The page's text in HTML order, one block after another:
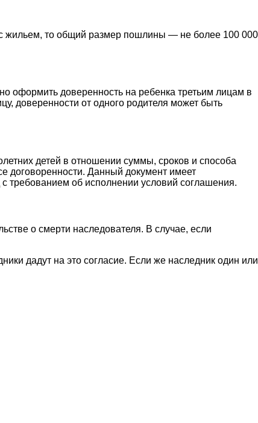
жильем, то общий размер пошлины — не более 100 000
оформить доверенность на ребенка третьим лицам в
доверенности от одного родителя может быть
детей в отношении суммы, сроков и способа
договоренности. Данный документ имеет
требованием об исполнении условий соглашения.
о смерти наследователя. В случае, если
дадут на это согласие. Если же наследник один или